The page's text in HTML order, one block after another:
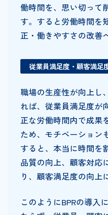
働時間を、思い切って
す。すると労働時間を
正・働きやすさの改善
従業員満足度・顧客満足
職場の生産性が向上し
れば、従業員満足度が
正な労働時間内で成果
ため、モチベーション
すると、本当に時間を
品質の向上、顧客対応
り、顧客満足度の向上
このようにBPRの導入